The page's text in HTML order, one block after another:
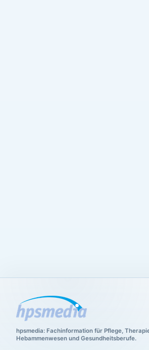
hpsmedia: Fachinformation für Pflege,
Hebammenwesen und Gesundheitsberufe.